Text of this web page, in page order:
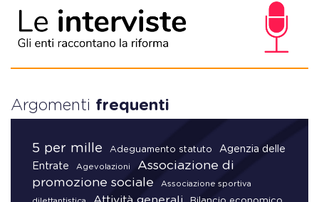
Argomenti frequenti
5 per mille Adeguamento statuto
Agenzia delle
Entrate
Agevolazioni
Associazione di
promozione sociale
Associazione sportiva
Attività generali